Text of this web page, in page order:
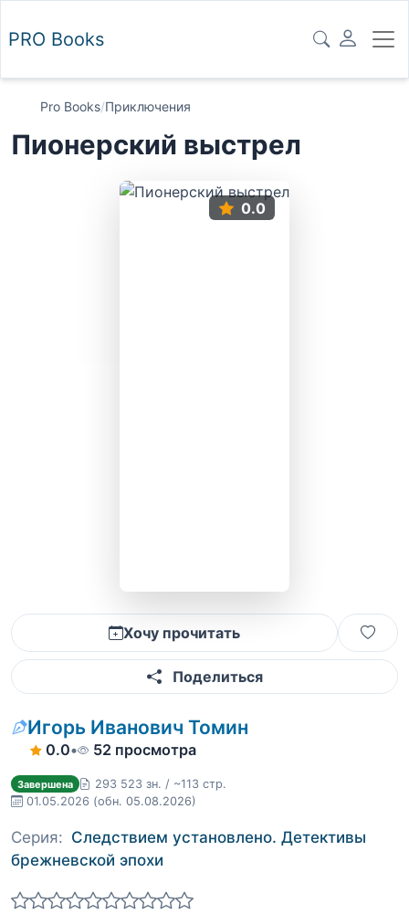
PRO Books
Pro Books/Приключения
Пионерский выстрел
0.0
Хочу прочитать
Поделиться
Игорь Иванович Томин
0.0• 52 просмотра
Завершена
293 523 зн. / ~113 стр.
01.05.2026 (обн. 05.08.2026)
Серия: Следствием установлено. Детективы
брежневской эпохи